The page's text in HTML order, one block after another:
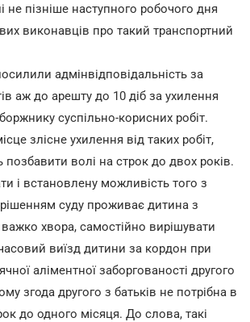
не пізніше наступного робочого дня
виконавців про такий транспортний
адмінвідповідальність за
аж до арешту до 10 діб за ухилення
суспільно-корисних робіт.
злісне ухилення від таких робіт,
волі на строк до двох років.
і встановлену можливість того з
суду проживає дитина з
важко хвора, самостійно вирішувати
виїзд дитини за кордон при
аліментної заборгованості другого
згода другого з батьків не потрібна в
до одного місяця. До слова, такі